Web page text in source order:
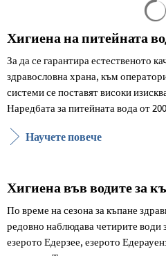
Хигиена на питейната
За да се гарантира естественото
здравословна храна, към
системи се поставят високи
Наредбата за питейната вода от
Научете повече
Хигиена във водите за
По време на сезона за къпане
редовно наблюдава четирите води
езерото Едерзее, езерото